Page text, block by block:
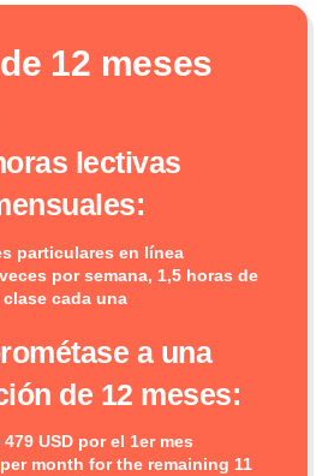
12 meses
lectivas
particulares en línea
por semana, 1,5 horas de
clase cada una
a una
de 12 meses:
USD por el 1er mes
per month for the remaining 11